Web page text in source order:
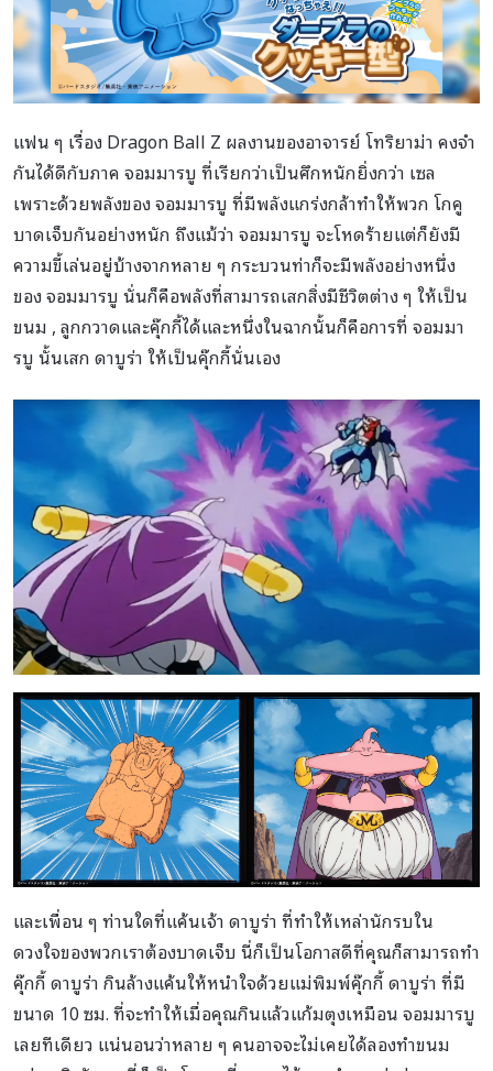
แฟน ๆ เรื่อง Dragon Ball Z ผลงานของอาจารย์ โทริยาม่า คงจำ
กันได้ดีกับภาค จอมมารบู ที่เรียกว่าเป็นศึกหนักยิ่งกว่า เซล
เพราะด้วยพลังของ จอมมารบู ที่มีพลังแกร่งกล้าทำให้พวก โกคู
บาดเจ็บกันอย่างหนัก ถึงแม้ว่า จอมมารบู จะโหดร้ายแต่ก็ยังมี
ความขี้เล่นอยู่บ้างจากหลาย ๆ กระบวนท่าก็จะมีพลังอย่างหนึ่ง
ของ จอมมารบู นั่นก็คือพลังที่สามารถเสกสิ่งมีชีวิตต่าง ๆ ให้เป็น
ขนม , ลูกกวาดและคุ๊กกี้ได้และหนึ่งในฉากนั้นก็คือการที่ จอมมา
รบู นั้นเสก ดาบูร่า ให้เป็นคุ๊กกี้นั่นเอง
และเพื่อน ๆ ท่านใดที่แค้นเจ้า ดาบูร่า ที่ทำให้เหล่านักรบใน
ดวงใจของพวกเราต้องบาดเจ็บ นี่ก็เป็นโอกาสดีที่คุณก็สามารถทำ
คุ๊กกี้ ดาบูร่า กินล้างแค้นให้หนำใจด้วยแม่พิมพ์คุ๊กกี้ ดาบูร่า ที่มี
ขนาด 10 ซม. ที่จะทำให้เมื่อคุณกินแล้วแก้มตุงเหมือน จอมมารบู
เลยทีเดียว แน่นอนว่าหลาย ๆ คนอาจจะไม่เคยได้ลองทำขนม